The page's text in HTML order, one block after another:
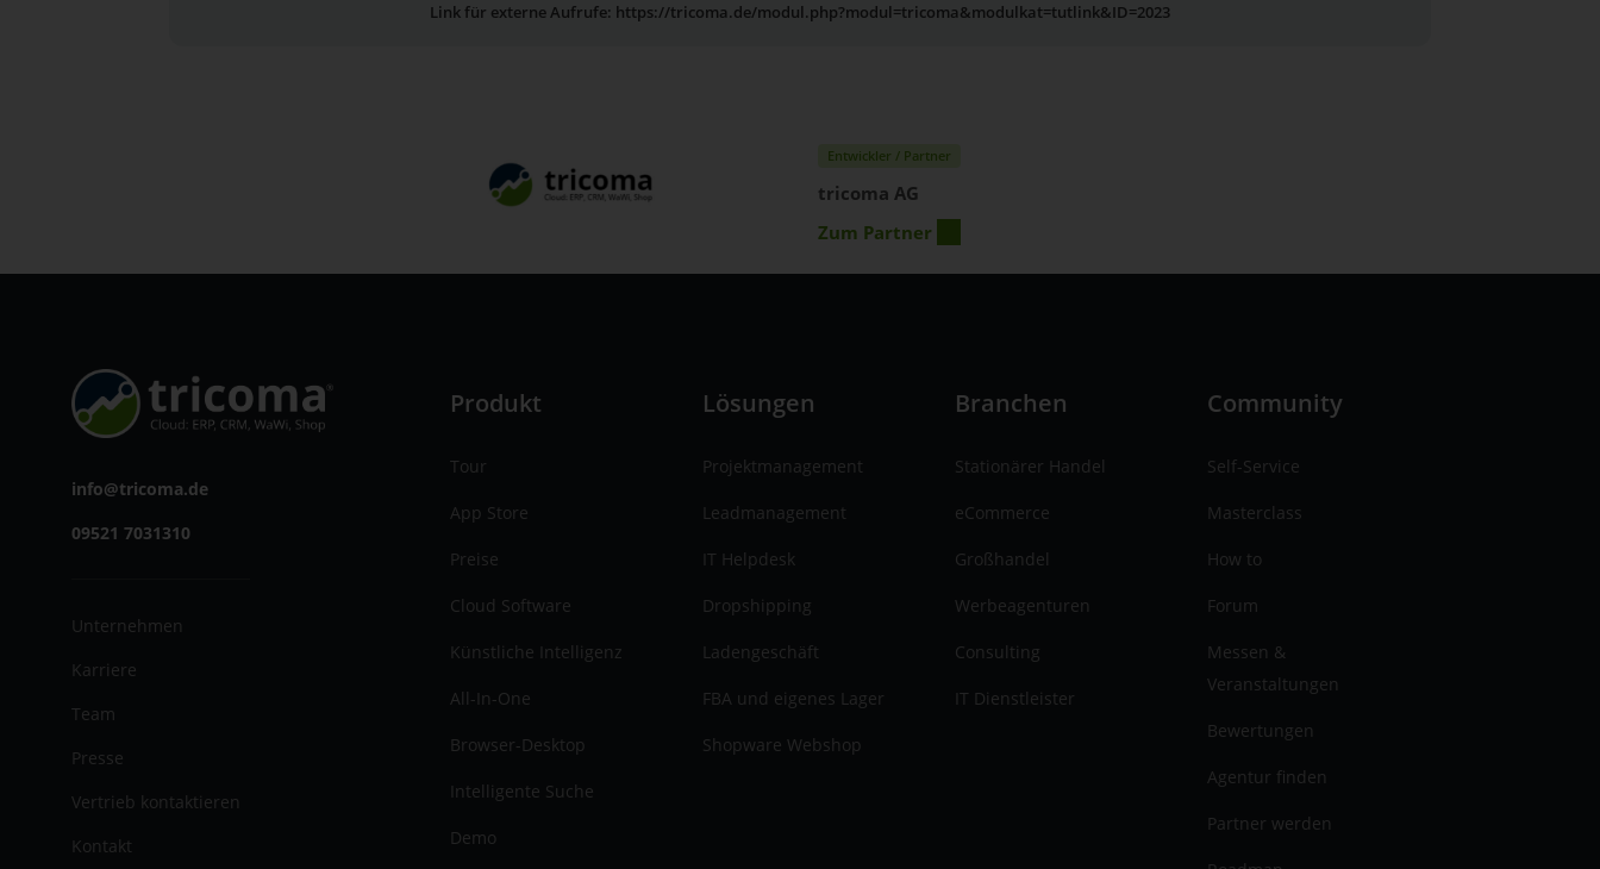
Link für externe Aufrufe: https://tricoma.de/modul.php?modul=tricoma&modulkat=tutlink&ID=2023
Entwickler / Partner
tricoma AG
Zum Partner
info@tricoma.de
09521 7031310
Unternehmen
Karriere
Team
Presse
Vertrieb kontaktieren
Kontakt
Produkt
Tour
App Store
Preise
Cloud Software
Künstliche Intelligenz
All-In-One
Browser-Desktop
Intelligente Suche
Demo
Lösungen
Projektmanagement
Leadmanagement
IT Helpdesk
Dropshipping
Ladengeschäft
FBA und eigenes Lager
Shopware Webshop
Branchen
Stationärer Handel
eCommerce
Großhandel
Werbeagenturen
Consulting
IT Dienstleister
Community
Self-Service
Masterclass
How to
Forum
Messen &
Veranstaltungen
Bewertungen
Agentur finden
Partner werden